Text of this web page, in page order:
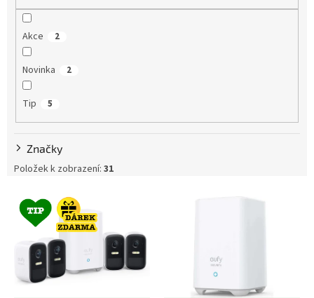
Akce 2
Novinka 2
Tip 5
Značky
Položek k zobrazení: 31